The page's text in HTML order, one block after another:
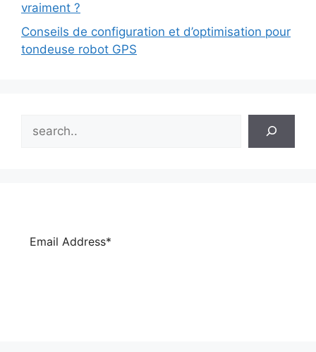
vraiment ?
Conseils de configuration et d’optimisation pour
tondeuse robot GPS